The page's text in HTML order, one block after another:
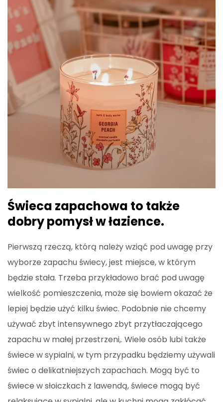
Świeca zapachowa to także
dobry pomysł w łazience.
Pierwszą rzeczą, którą należy wziąć pod uwagę przy
wyborze zapachu świecy, jest miejsce, w którym
będzie stała. Trzeba przykładowo brać pod uwagę
wielkość pomieszczenia, może się bowiem okazać że
lepiej będzie użyć kilku świec. Podobnie nie chcemy
używać zbyt intensywnego zbyt przytłaczającego
zapachu w małej przestrzeni,. Wiele osób lubi także
świece w sypialni, w tym przypadku będziemy używali
świec o delikatniejszych zapachach. Mogą być to
świece w słoiczkach z lawendą, świece mogą być